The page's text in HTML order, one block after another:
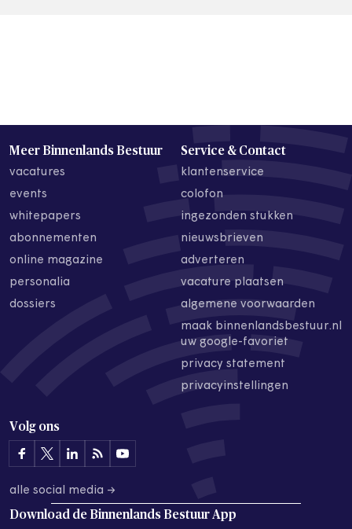
Meer Binnenlands Bestuur
vacatures
events
whitepapers
abonnementen
online magazine
personalia
dossiers
Service & Contact
klantenservice
colofon
ingezonden stukken
nieuwsbrieven
adverteren
vacature plaatsen
algemene voorwaarden
maak binnenlandsbestuur.nl
uw google-favoriet
privacy statement
privacyinstellingen
Volg ons
alle social media →
Download de Binnenlands Bestuur App